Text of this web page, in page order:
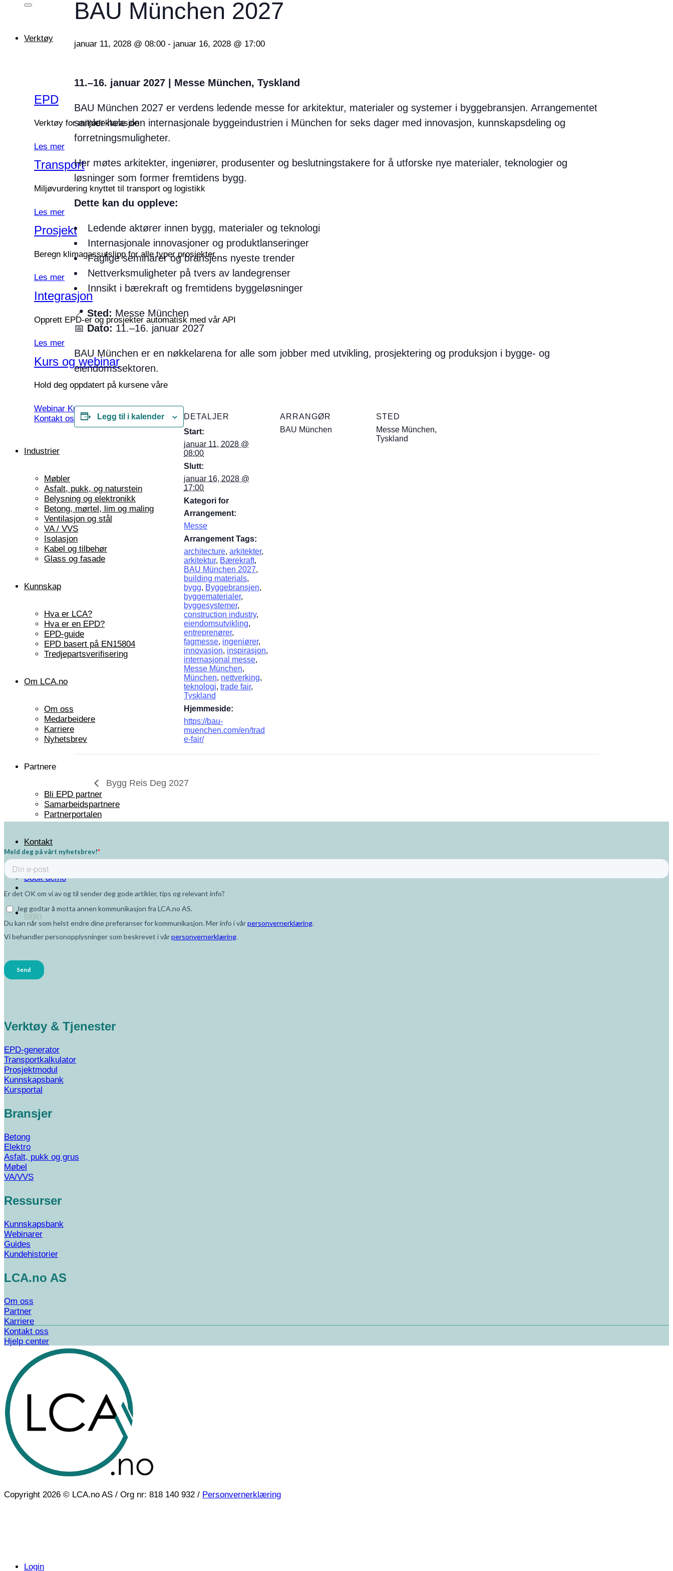
Verktøy
EPD
Verktøy for miljødeklarasjon
Les mer
Transport
Miljøvurdering knyttet til transport og logistikk
Les mer
Prosjekt
Beregn klimagassutslipp for alle typer prosjekter
Les mer
Integrasjon
Opprett EPD-er og prosjekter automatisk med vår API
Les mer
Kurs og webinar
Hold deg oppdatert på kursene våre
Webinar Kurs
Kontakt oss
Industrier
Møbler
Asfalt, pukk, og naturstein
Belysning og elektronikk
Betong, mørtel, lim og maling
Ventilasjon og stål
VA / VVS
Isolasjon
Kabel og tilbehør
Glass og fasade
Kunnskap
Hva er LCA?
Hva er en EPD?
EPD-guide
EPD basert på EN15804
Tredjepartsverifisering
Om LCA.no
Om oss
Medarbeidere
Karriere
Nyhetsbrev
Partnere
Bli EPD partner
Samarbeidspartnere
Partnerportalen
Kontakt
Book demo
login
BAU München 2027
januar 11, 2028 @ 08:00 - januar 16, 2028 @ 17:00
11.–16. januar 2027 | Messe München, Tyskland
BAU München 2027 er verdens ledende messe for arkitektur, materialer og systemer i byggebransjen. Arrangementet
samler hele den internasjonale byggeindustrien i München for seks dager med innovasjon, kunnskapsdeling og
forretningsmuligheter.
Her møtes arkitekter, ingeniører, produsenter og beslutningstakere for å utforske nye materialer, teknologier og
løsninger som former fremtidens bygg.
Dette kan du oppleve:
Ledende aktører innen bygg, materialer og teknologi
Internasjonale innovasjoner og produktlanseringer
Faglige seminarer og bransjens nyeste trender
Nettverksmuligheter på tvers av landegrenser
Innsikt i bærekraft og fremtidens byggeløsninger
📍 Sted: Messe München
📅 Dato: 11.–16. januar 2027
BAU München er en nøkkelarena for alle som jobber med utvikling, prosjektering og produksjon i bygge- og
eiendomssektoren.
Legg til i kalender
DETALJER
Start:
januar 11, 2028 @
08:00
Slutt:
januar 16, 2028 @
17:00
Kategori for
Arrangement:
Messe
Arrangement Tags:
architecture, arkitekter,
arkitektur, Bærekraft,
BAU München 2027,
building materials,
bygg, Byggebransjen,
byggematerialer,
byggesystemer,
construction industry,
eiendomsutvikling,
entreprenører,
fagmesse, ingeniører,
innovasjon, inspirasjon,
internasjonal messe,
Messe München,
München, nettverking,
teknologi, trade fair,
Tyskland
Hjemmeside:
https://bau-
muenchen.com/en/trad
e-fair/
ARRANGØR
BAU München
STED
Messe München,
Tyskland
Bygg Reis Deg 2027
Verktøy & Tjenester
EPD-generator
Transportkalkulator
Prosjektmodul
Kunnskapsbank
Kursportal
Bransjer
Betong
Elektro
Asfalt, pukk og grus
Møbel
VA/VVS
Ressurser
Kunnskapsbank
Webinarer
Guides
Kundehistorier
LCA.no AS
Om oss
Partner
Karriere
Kontakt oss
Hjelp center
Copyright 2026 © LCA.no AS / Org nr: 818 140 932 / Personvernerklæring
Login